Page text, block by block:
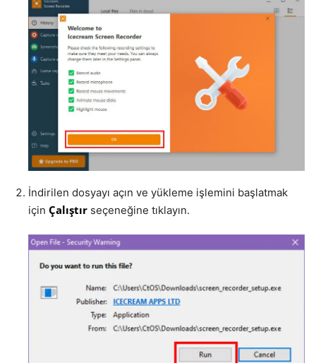
İndirilen dosyayı açın ve yükleme işlemini başlatmak
için Çalıştır seçeneğine tıklayın.